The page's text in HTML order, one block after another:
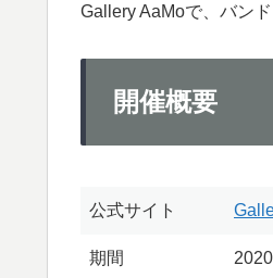
Gallery AaMoで、バン
開催概要
公式サイト
期間